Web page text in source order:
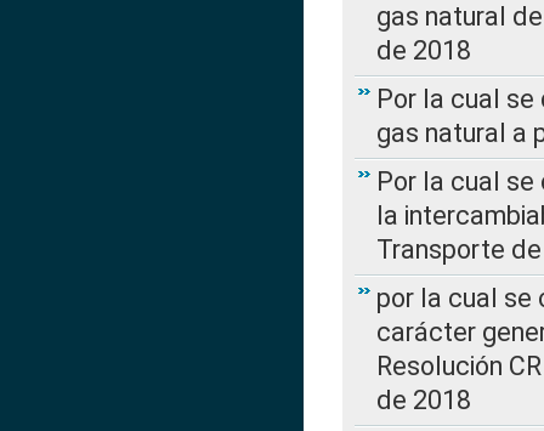
gas natural
de 2018
Por la cual
gas natural a
Por la cual
la
Transporte
por la cual se
carácter
Resolución
de 2018